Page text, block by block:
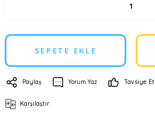
SEPETE EKLE
Paylaş Yorum Yaz Tavsiye Et
Karşılaştır